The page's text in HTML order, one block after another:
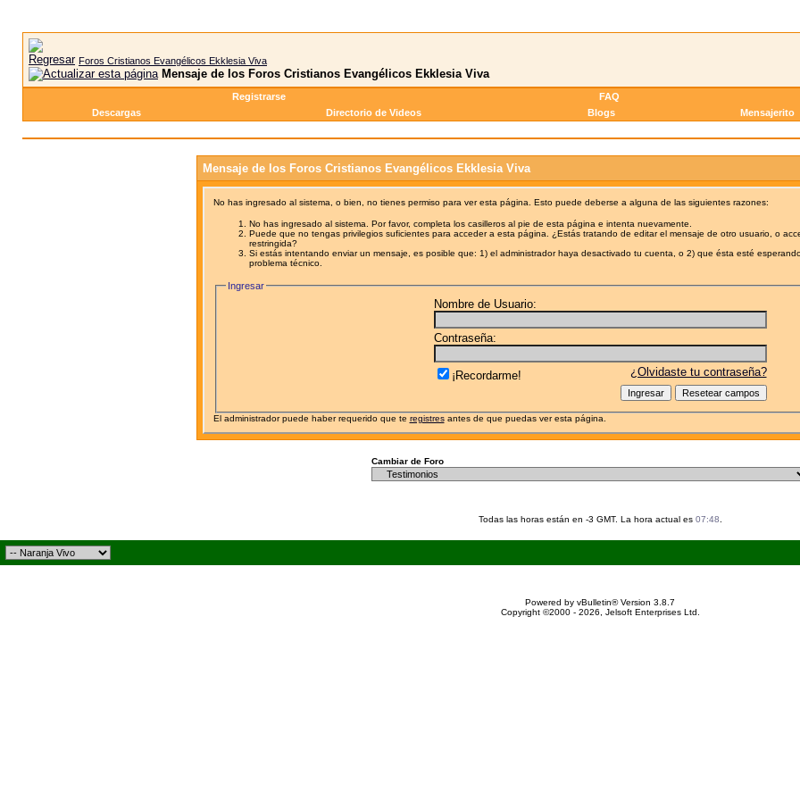
Foros Cristianos Evangélicos Ekklesia Viva
Mensaje de los Foros Cristianos Evangélicos Ekklesia Viva
Registrarse FAQ
Descargas
Directorio de Videos Blogs Mensajerito
Mensaje de los Foros Cristianos Evangélicos Ekklesia Viva
No has ingresado al sistema, o bien, no tienes permiso para ver esta página. Esto puede deberse a alguna de las siguientes razones:
No has ingresado al sistema. Por favor, completa los casilleros al pie de esta página e intenta nuevamente.
Puede que no tengas privilegios suficientes para acceder a esta página. ¿Estás tratando de editar el mensaje de otro usuario, o
restringida?
Si estás intentando enviar un mensaje, es posible que: 1) el administrador haya desactivado tu cuenta, o 2) que ésta esté
problema técnico.
Ingresar
Nombre de Usuario:
Contraseña:
¿Olvidaste tu contraseña?
¡Recordarme!
El administrador puede haber requerido que te registresantes de que puedas ver esta página.
Cambiar de Foro
Todas las horas están en -3 GMT. La hora actual es 07:48
Powered by vBulletin® Version 3.8.7
Copyright ©2000 - 2026, Jelsoft Enterprises Ltd.